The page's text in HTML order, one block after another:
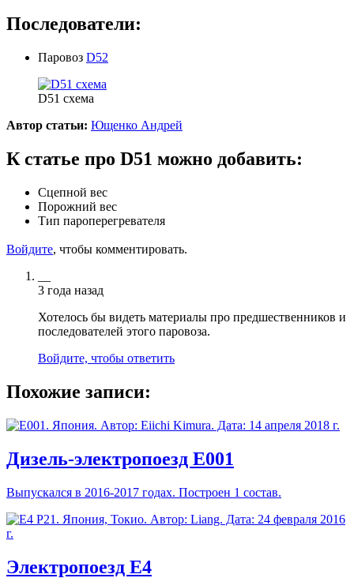
Последователи:
Паровоз D52
D51 схема
Автор статьи: Ющенко Андрей
К статье про D51 можно добавить:
Сцепной вес
Порожний вес
Тип пароперегревателя
Войдите, чтобы комментировать.
3 года назад
Хотелось бы видеть материалы про предшественников и
последователей этого паровоза.
Войдите, чтобы ответить
Похожие записи:
Дизель-электропоезд E001
Выпускался в 2016-2017 годах. Построен 1 состав.
Электропоезд E4